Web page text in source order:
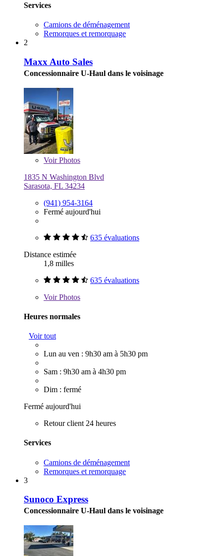
Services
Camions de déménagement
Remorques et remorquage
2
Maxx Auto Sales
Concessionnaire U-Haul dans le voisinage
VoirPhotos
1835 N Washington Blvd
Sarasota, FL 34234
(941) 954-3164
Fermé aujourd'hui
635 évaluations
Distance estimée
1,8 milles
635 évaluations
VoirPhotos
Heures normales
Voir tout
Lun au ven : 9h30 am à 5h30 pm
Sam : 9h30 am à 4h30 pm
Dim : fermé
Fermé aujourd'hui
Retour client 24 heures
Services
Camions de déménagement
Remorques et remorquage
3
Sunoco Express
Concessionnaire U-Haul dans le voisinage